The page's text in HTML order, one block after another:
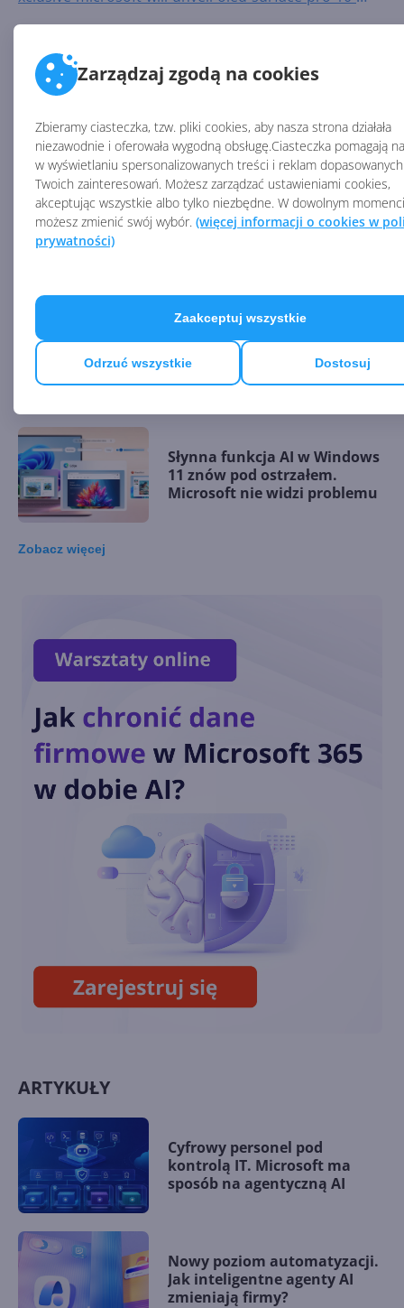
Zarządzaj zgodą na cookies
Zbieramy ciasteczka, tzw. pliki cookies, aby nasza strona działała
niezawodnie i oferowała wygodną obsługę.Ciasteczka pomagają
w wyświetlaniu spersonalizowanych treści i reklam
Twoich zainteresowań. Możesz zarządzać ustawieniami cookies,
akceptując wszystkie albo tylko niezbędne. W dowolnym
możesz zmienić swój wybór. (więcej informacji o cookies w
prywatności)
Odrzuć wszystkie Dostosuj
Zaakceptuj wszystkie
AKTUALNOŚCI Z KATEGORII WINDOWS 11
bezpieczniejszy. AI
przyspiesza wykrywanie
podatności zero-day
Windows staje się potężnym
Microsoft ułatwia usuwanie
Copilota z Windows 11.
Dostępna nowa metoda
Słynna funkcja AI w Windows
11 znów pod ostrzałem.
Microsoft nie widzi problemu
Windows 11 staje się
platformą dla AI i agentów.
Nowości na Ignite 2025
Recall - flagowa funkcja AI w
Windows 11 w końcu wydana
Zobacz więcej
ARTYKUŁY
Cyfrowy personel pod
kontrolą IT. Microsoft ma
sposób na agentyczną AI
Nowy poziom automatyzacji.
Jak inteligentne agenty AI
zmieniają firmy?